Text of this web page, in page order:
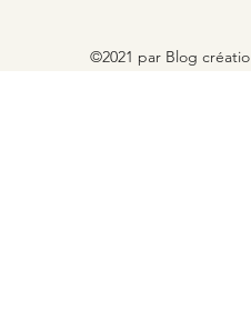
©2021 par Blog